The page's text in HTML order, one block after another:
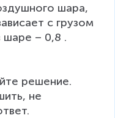
шара,
с грузом
шаре – 0,8 .
решение.
не